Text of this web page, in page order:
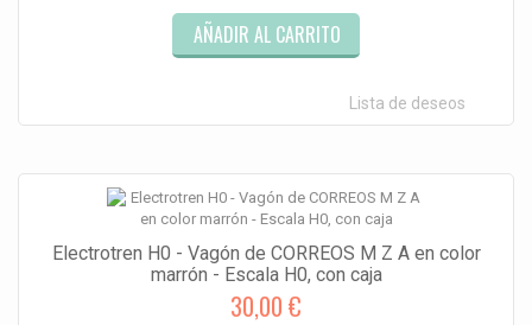
AÑADIR AL CARRITO
Lista de deseos
Electrotren H0 - Vagón de CORREOS M Z A en color
marrón - Escala H0, con caja
30,00 €